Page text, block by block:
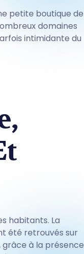
petite boutique de
domaines
intimidante du
habitants. La
été retrouvés sur
grâce à la présence